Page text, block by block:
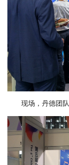
现场，丹德团